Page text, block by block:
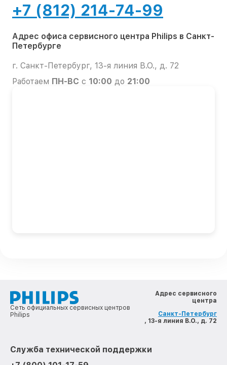
+7 (812) 214-74-99
Адрес офиса сервисного центра Philips в Санкт-
Петербурге
г. Санкт-Петербург, 13-я линия В.О., д. 72
Работаем ПН-ВС с 10:00 до 21:00
Сеть официальных сервисных центров
Philips
Адрес сервисного
центра
Санкт-Петербург
, 13-я линия В.О., д. 72
Служба технической поддержки